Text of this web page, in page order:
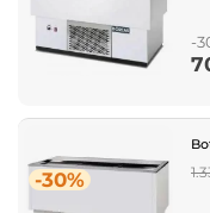
-
-30%